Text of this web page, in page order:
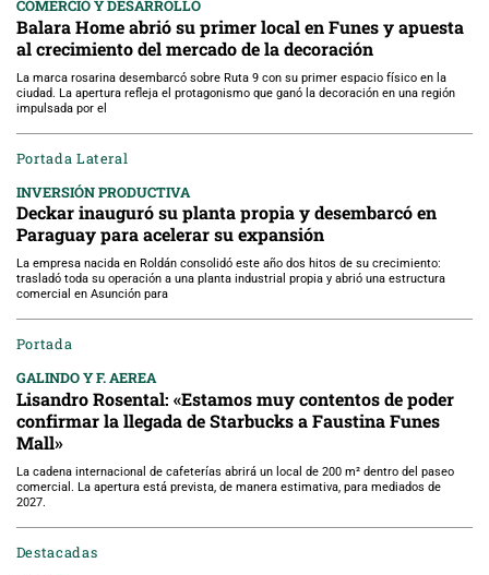
COMERCIO Y DESARROLLO
Balara Home abrió su primer local en Funes y apuesta
al crecimiento del mercado de la decoración
La marca rosarina desembarcó sobre Ruta 9 con su primer espacio físico en la
ciudad. La apertura refleja el protagonismo que ganó la decoración en una región
impulsada por el
Portada Lateral
INVERSIÓN PRODUCTIVA
Deckar inauguró su planta propia y desembarcó en
Paraguay para acelerar su expansión
La empresa nacida en Roldán consolidó este año dos hitos de su crecimiento:
trasladó toda su operación a una planta industrial propia y abrió una estructura
comercial en Asunción para
Portada
GALINDO Y F. AEREA
Lisandro Rosental: «Estamos muy contentos de poder
confirmar la llegada de Starbucks a Faustina Funes
Mall»
La cadena internacional de cafeterías abrirá un local de 200 m² dentro del paseo
comercial. La apertura está prevista, de manera estimativa, para mediados de
2027.
Destacadas